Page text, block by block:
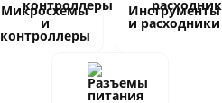
Микросхемы
и
контроллеры
Инструменты
и расходники